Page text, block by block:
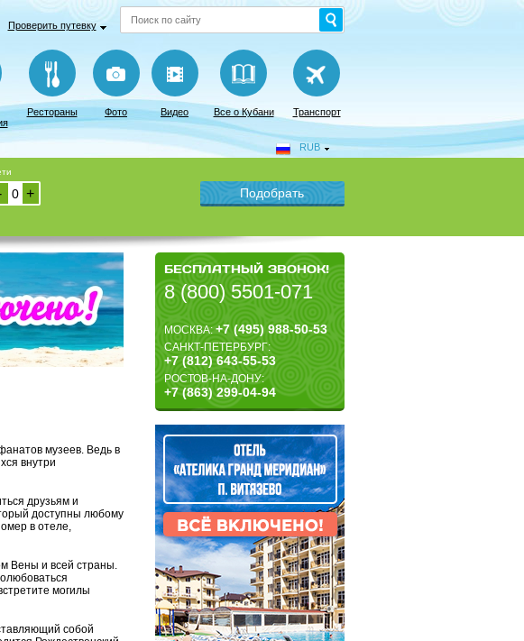
Проверить путевку
Рестораны Фото Видео Все о Кубани Транспорт
RUB
+
БЕСПЛАТНЫЙ ЗВОНОК!
8 (800) 5501-071
МОСКВА:+7 (495) 988-50-53
САНКТ-ПЕТЕРБУРГ:
+7 (812) 643-55-53
РОСТОВ-НА-ДОНУ:
+7 (863) 299-04-94
музеев. Ведь в
внутри
друзьям и
доступны любому
в отеле,
Вены и всей страны.
могилы
собой